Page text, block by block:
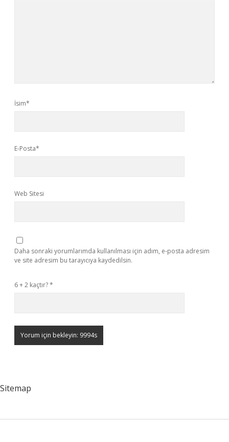
İsim*
E-Posta*
Web Sitesi
Daha sonraki yorumlarımda kullanılması için adım, e-posta adresim
ve site adresim bu tarayıcıya kaydedilsin.
6 + 2 kaçtır?*
Sitemap